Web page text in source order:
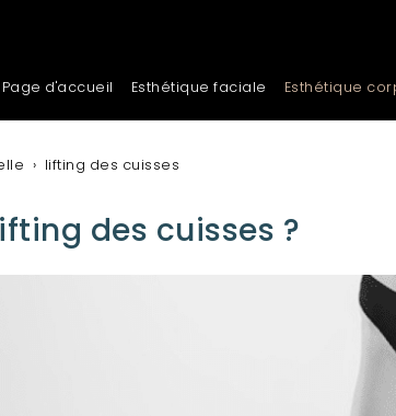
Page d'accueil Esthétique faciale Esthétique
lifting des cuisses
des cuisses ?